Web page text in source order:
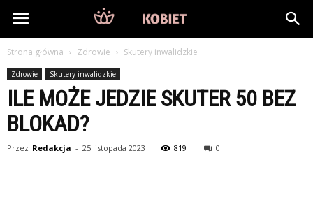
DlaKobiet24.pl
Strona główna Zdrowie Skutery inwalidzkie
Zdrowie Skutery inwalidzkie
ILE MOŻE JEDZIE SKUTER 50 BEZ
BLOKAD?
Przez Redakcja - 25 listopada 2023 819 0